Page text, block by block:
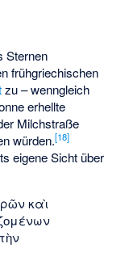
Sternen
frühgriechischen
zu – wenngleich
erhellte
Milchstraße
würden.[18]
eigene Sicht über
καὶ